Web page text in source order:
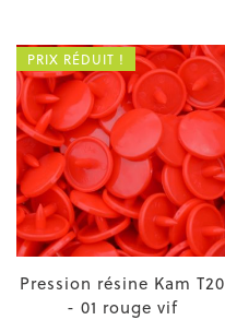
Pression résine Kam T20
- 01 rouge vif
PRIX RÉDUIT !